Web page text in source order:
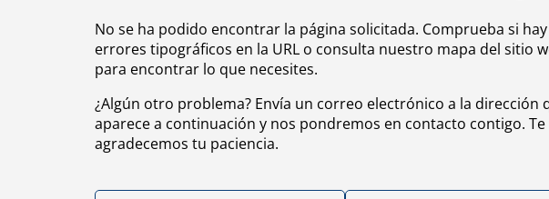
No se ha podido encontrar la página solicitada. Comprueba si hay
errores tipográficos en la URL o consulta nuestro mapa del sitio
para encontrar lo que necesites.
¿Algún otro problema? Envía un correo electrónico a la dirección
aparece a continuación y nos pondremos en contacto contigo. Te
agradecemos tu paciencia.